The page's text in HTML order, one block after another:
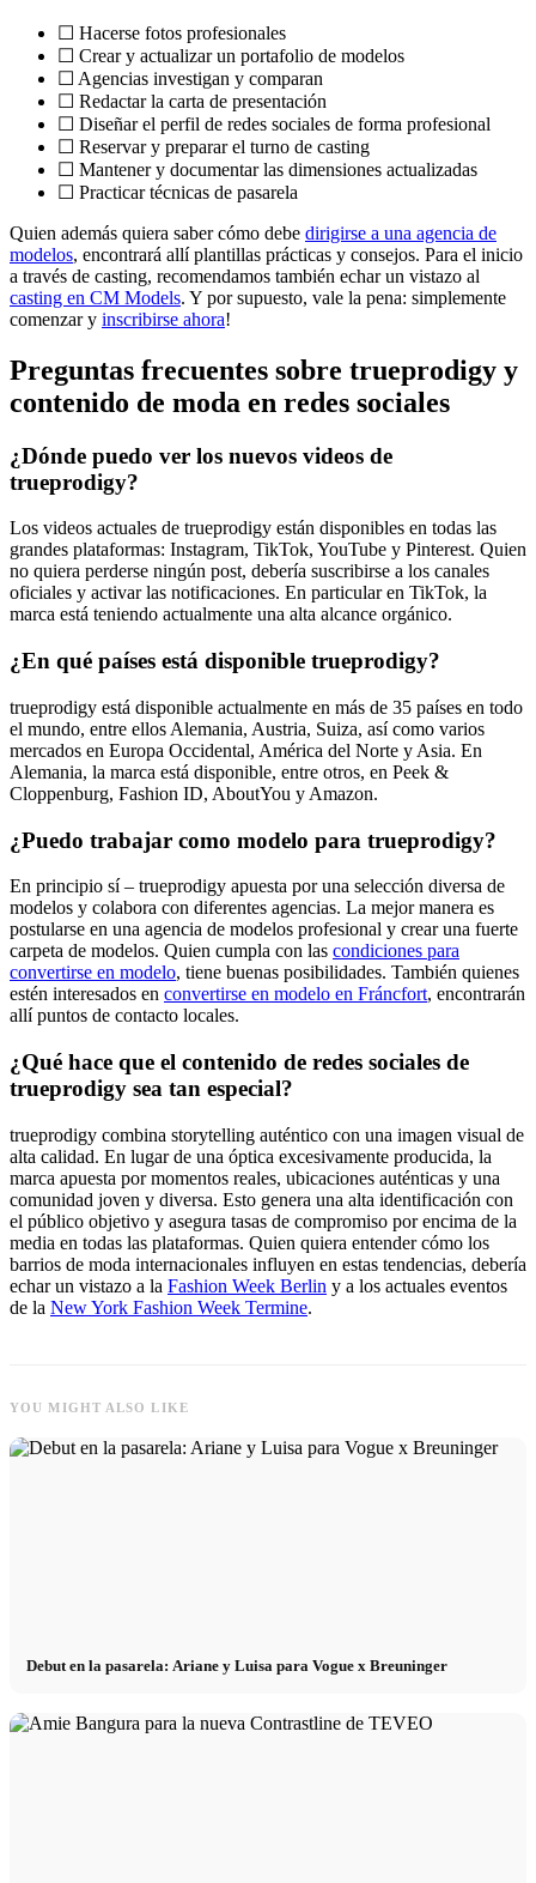
☐ Hacerse fotos profesionales
☐ Crear y actualizar un portafolio de modelos
☐ Agencias investigan y comparan
☐ Redactar la carta de presentación
☐ Diseñar el perfil de redes sociales de forma profesional
☐ Reservar y preparar el turno de casting
☐ Mantener y documentar las dimensiones actualizadas
☐ Practicar técnicas de pasarela
Quien además quiera saber cómo debe dirigirse a una agencia de
modelos, encontrará allí plantillas prácticas y consejos. Para el inicio
a través de casting, recomendamos también echar un vistazo al
casting en CM Models. Y por supuesto, vale la pena: simplemente
comenzar y inscribirse ahora!
Preguntas frecuentes sobre trueprodigy y
contenido de moda en redes sociales
¿Dónde puedo ver los nuevos videos de
trueprodigy?
Los videos actuales de trueprodigy están disponibles en todas las
grandes plataformas: Instagram, TikTok, YouTube y Pinterest. Quien
no quiera perderse ningún post, debería suscribirse a los canales
oficiales y activar las notificaciones. En particular en TikTok, la
marca está teniendo actualmente una alta alcance orgánico.
¿En qué países está disponible trueprodigy?
trueprodigy está disponible actualmente en más de 35 países en todo
el mundo, entre ellos Alemania, Austria, Suiza, así como varios
mercados en Europa Occidental, América del Norte y Asia. En
Alemania, la marca está disponible, entre otros, en Peek &
Cloppenburg, Fashion ID, AboutYou y Amazon.
¿Puedo trabajar como modelo para trueprodigy?
En principio sí – trueprodigy apuesta por una selección diversa de
modelos y colabora con diferentes agencias. La mejor manera es
postularse en una agencia de modelos profesional y crear una fuerte
carpeta de modelos. Quien cumpla con las condiciones para
convertirse en modelo, tiene buenas posibilidades. También quienes
estén interesados en convertirse en modelo en Fráncfort, encontrarán
allí puntos de contacto locales.
¿Qué hace que el contenido de redes sociales de
trueprodigy sea tan especial?
trueprodigy combina storytelling auténtico con una imagen visual de
alta calidad. En lugar de una óptica excesivamente producida, la
marca apuesta por momentos reales, ubicaciones auténticas y una
comunidad joven y diversa. Esto genera una alta identificación con
el público objetivo y asegura tasas de compromiso por encima de la
media en todas las plataformas. Quien quiera entender cómo los
barrios de moda internacionales influyen en estas tendencias, debería
echar un vistazo a la Fashion Week Berlin y a los actuales eventos
de la New York Fashion Week Termine.
YOU MIGHT ALSO LIKE
Debut en la pasarela: Ariane y Luisa para Vogue x Breuninger